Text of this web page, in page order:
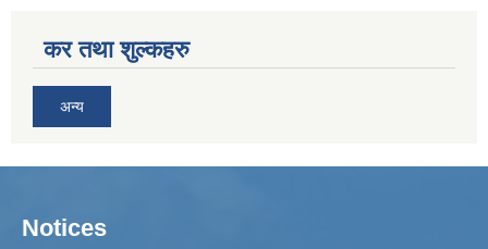
कर तथा शुल्कहरु
अन्य
Notices